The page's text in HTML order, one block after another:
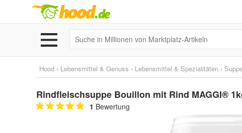
Hood › Lebensmittel & Genuss › Lebensmittel & Spezialitäten ›
Rindfleischsuppe Bouillon mit Rind MAGGI®
1 Bewertung